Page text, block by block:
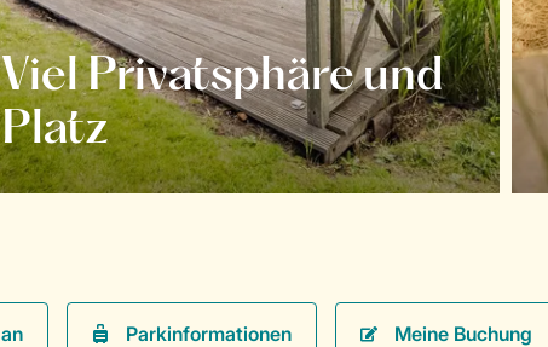
Viel Privatsphäre und
Platz
Parkinformationen Meine Buchung